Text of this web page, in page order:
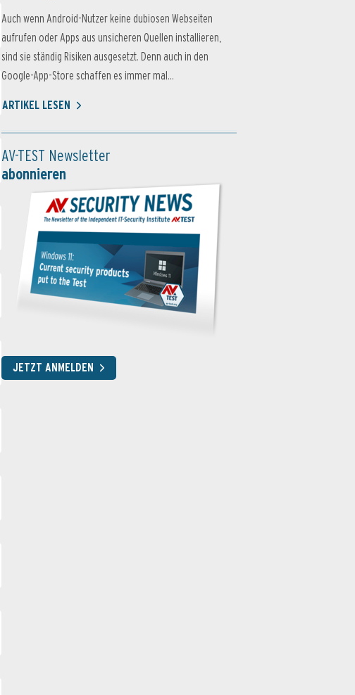
Auch wenn Android-Nutzer keine dubiosen Webseiten
aufrufen oder Apps aus unsicheren Quellen installieren,
sind sie ständig Risiken ausgesetzt. Denn auch in den
Google-App-Store schaffen es immer mal...
ARTIKEL LESEN
AV-TEST Newsletter
abonnieren
JETZT ANMELDEN